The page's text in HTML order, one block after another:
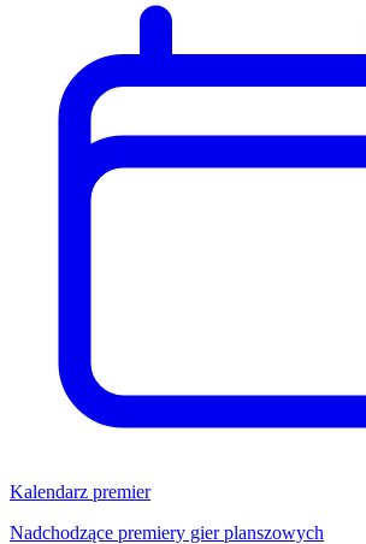
Kalendarz premier
Nadchodzące premiery gier planszowych